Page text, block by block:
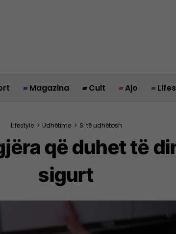
Magazina Cult Ajo
Lifestyle > Udhëtime > Si të udhëtosh
që duhet të
sigurt